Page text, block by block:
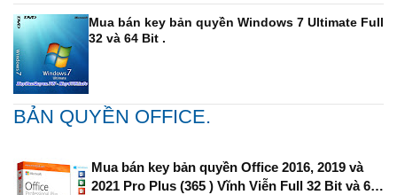
Mua bán key bản quyền Windows 7 Ultimate Full
32 và 64 Bit .
BẢN QUYỀN OFFICE.
Mua bán key bản quyền Office 2016, 2019 và
2021 Pro Plus (365 ) Vĩnh Viễn Full 32 Bit và 64